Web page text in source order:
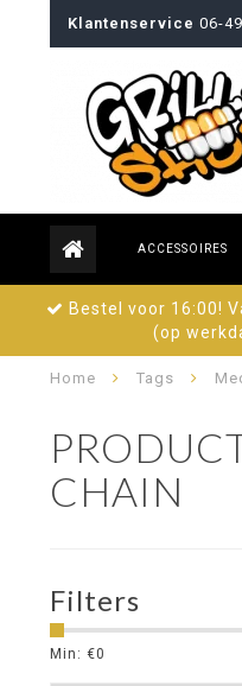
Klantenservice 06-
ACCESSOIRES
Bestel voor 16:00!
(op
Home Tags
CHAIN
Filters
Min: €0